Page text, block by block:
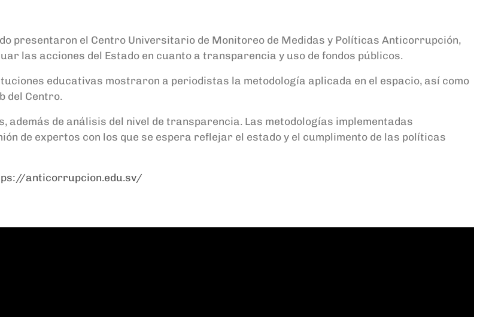
presentaron el Centro Universitario de Monitoreo de Medidas y Políticas Anticorrupción,
las acciones del Estado en cuanto a transparencia y uso de fondos públicos.
educativas mostraron a periodistas la metodología aplicada en el espacio, así como
del Centro.
de análisis del nivel de transparencia. Las metodologías implementadas
de expertos con los que se espera reflejar el estado y el cumplimento de las políticas
anticorrupcion.edu.sv/